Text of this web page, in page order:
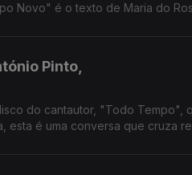
Novo" é o texto de Maria do
Pinto,
do cantautor, "Todo Tempo",
esta é uma conversa que cruza